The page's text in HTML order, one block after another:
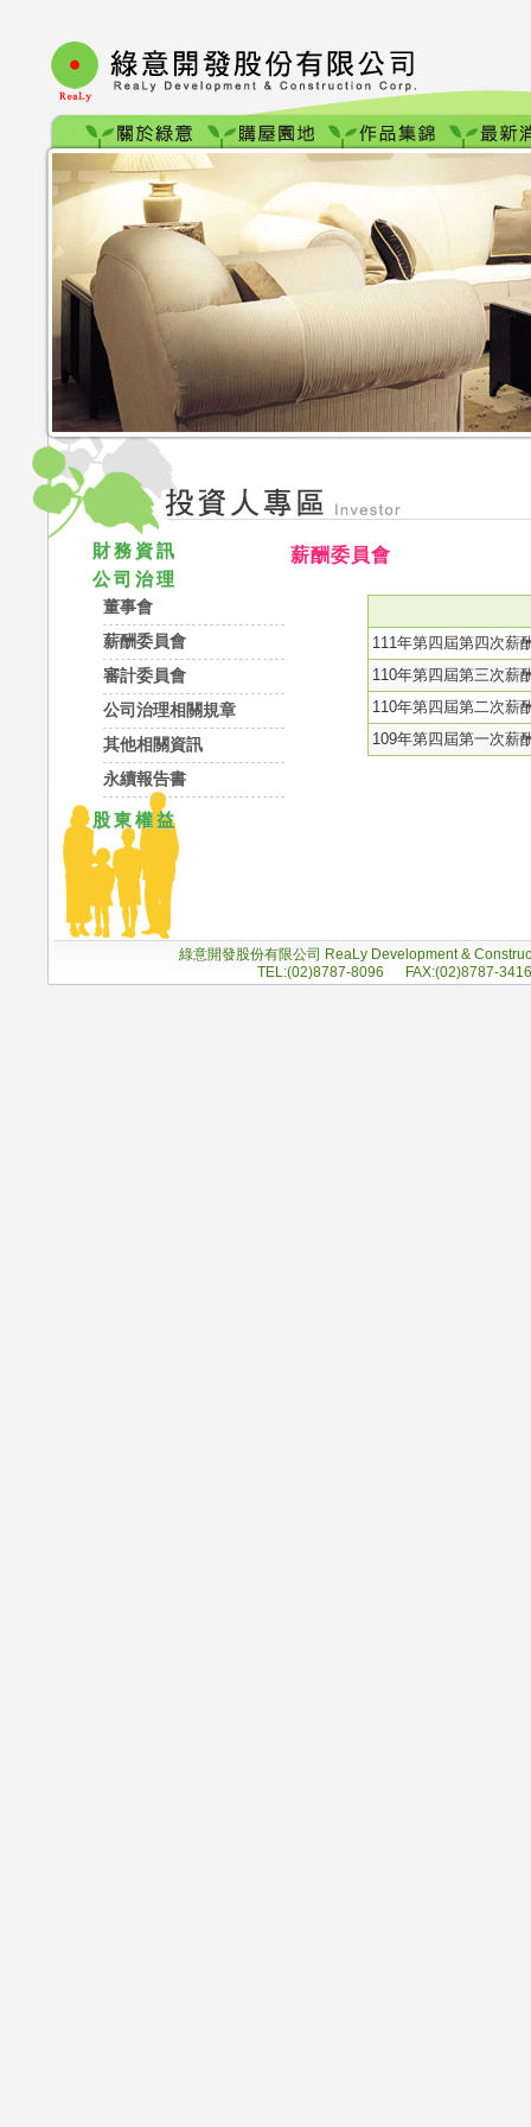
財務資訊
公司治理
董事會
薪酬委員會
審計委員會
公司治理相關規章
其他相關資訊
永續報告書
股東權益
薪酬委員會
111年第四屆第四次薪
110年第四屆第三次薪
110年第四屆第二次薪
109年第四屆第一次薪
綠意開發股份有限公司 ReaLy Development &
TEL:(02)8787-8096 FAX:(02)8787-